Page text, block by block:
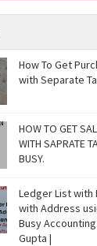
How To Get
with Separate
HOW TO GET
WITH SAPRATE
BUSY.
Ledger List with
with Address
Busy
Gupta |